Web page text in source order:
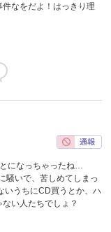
なをだよ！はっきり理
になっちゃったね…
騒いで、苦しめてしまっ
いうちにCD買うとか、ハ
い人たちでしょ？